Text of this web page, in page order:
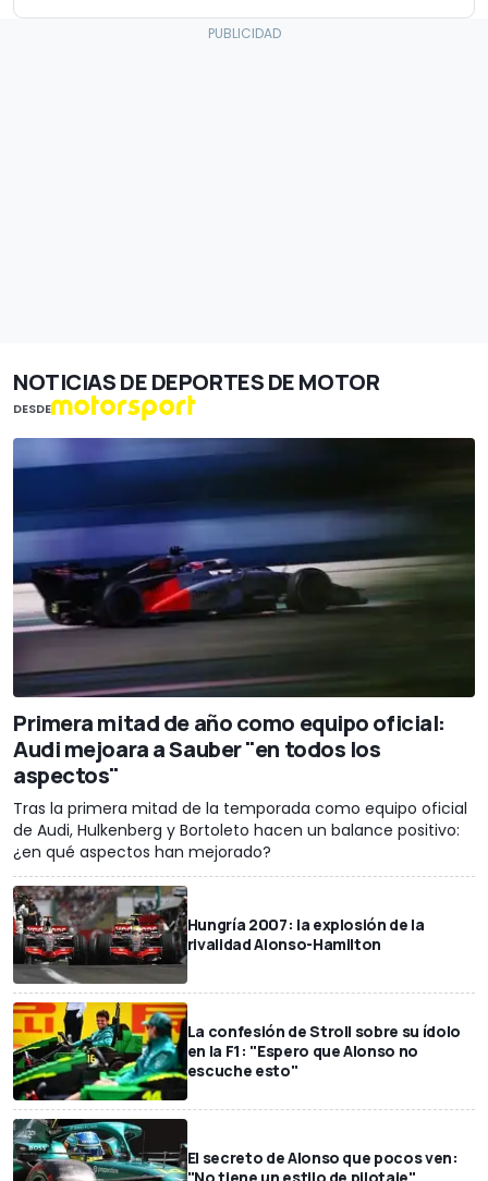
NOTICIAS DE DEPORTES DE MOTOR
DESDE
Primera mitad de año como equipo oficial:
Audi mejoara a Sauber "en todos los
aspectos"
Tras la primera mitad de la temporada como equipo oficial
de Audi, Hulkenberg y Bortoleto hacen un balance positivo:
¿en qué aspectos han mejorado?
Hungría 2007: la explosión de la
rivalidad Alonso-Hamilton
La confesión de Stroll sobre su ídolo
en la F1: "Espero que Alonso no
escuche esto"
El secreto de Alonso que pocos ven: